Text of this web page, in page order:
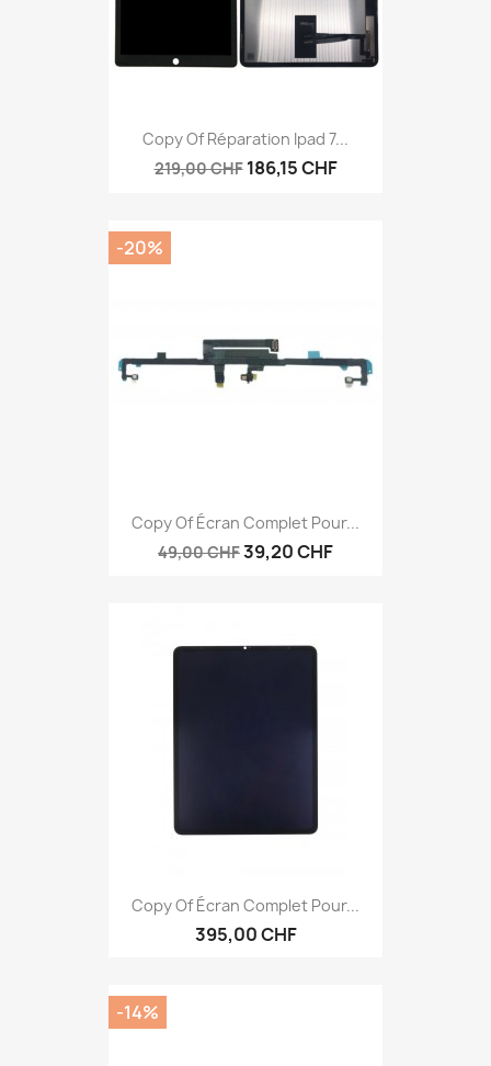
Copy Of Réparation Ipad 7...
219,00 CHF 186,15 CHF
Copy Of Écran Complet Pour...
49,00 CHF39,20 CHF
-20%
Copy Of Écran Complet Pour...
395,00 CHF
-14%